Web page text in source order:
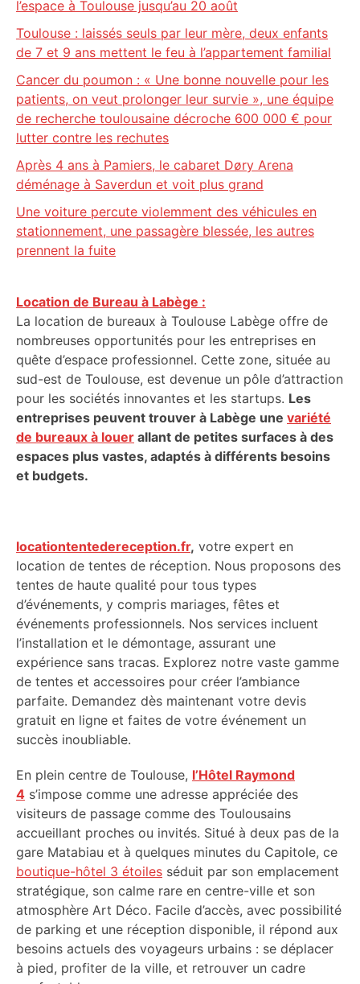
l’espace à Toulouse jusqu’au 20 août
Toulouse : laissés seuls par leur mère, deux enfants
de 7 et 9 ans mettent le feu à l’appartement familial
Cancer du poumon : « Une bonne nouvelle pour les
patients, on veut prolonger leur survie », une équipe
de recherche toulousaine décroche 600 000 € pour
lutter contre les rechutes
Après 4 ans à Pamiers, le cabaret Døry Arena
déménage à Saverdun et voit plus grand
Une voiture percute violemment des véhicules en
stationnement, une passagère blessée, les autres
prennent la fuite
Location de Bureau à Labège :
La location de bureaux à Toulouse Labège offre de
nombreuses opportunités pour les entreprises en
quête d’espace professionnel. Cette zone, située au
sud-est de Toulouse, est devenue un pôle d’attraction
pour les sociétés innovantes et les startups. Les
entreprises peuvent trouver à Labège une variété
de bureaux à louer allant de petites surfaces à des
espaces plus vastes, adaptés à différents besoins
et budgets.
locationtentedereception.fr, votre expert en
location de tentes de réception. Nous proposons des
tentes de haute qualité pour tous types
d’événements, y compris mariages, fêtes et
événements professionnels. Nos services incluent
l’installation et le démontage, assurant une
expérience sans tracas. Explorez notre vaste gamme
de tentes et accessoires pour créer l’ambiance
parfaite. Demandez dès maintenant votre devis
gratuit en ligne et faites de votre événement un
succès inoubliable.
En plein centre de Toulouse, l’Hôtel Raymond
4 s’impose comme une adresse appréciée des
visiteurs de passage comme des Toulousains
accueillant proches ou invités. Situé à deux pas de la
gare Matabiau et à quelques minutes du Capitole, ce
boutique-hôtel 3 étoiles séduit par son emplacement
stratégique, son calme rare en centre-ville et son
atmosphère Art Déco. Facile d’accès, avec possibilité
de parking et une réception disponible, il répond aux
besoins actuels des voyageurs urbains : se déplacer
à pied, profiter de la ville, et retrouver un cadre